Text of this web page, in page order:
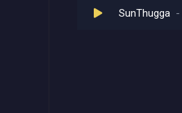
SunThugga